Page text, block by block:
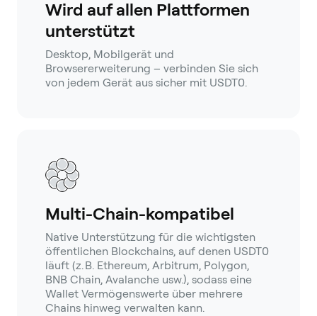
Wird auf allen Plattformen
unterstützt
Desktop, Mobilgerät und
Browsererweiterung – verbinden Sie sich
von jedem Gerät aus sicher mit USDT0.
Multi-Chain-kompatibel
Native Unterstützung für die wichtigsten
öffentlichen Blockchains, auf denen USDT0
läuft (z. B. Ethereum, Arbitrum, Polygon,
BNB Chain, Avalanche usw.), sodass eine
Wallet Vermögenswerte über mehrere
Chains hinweg verwalten kann.